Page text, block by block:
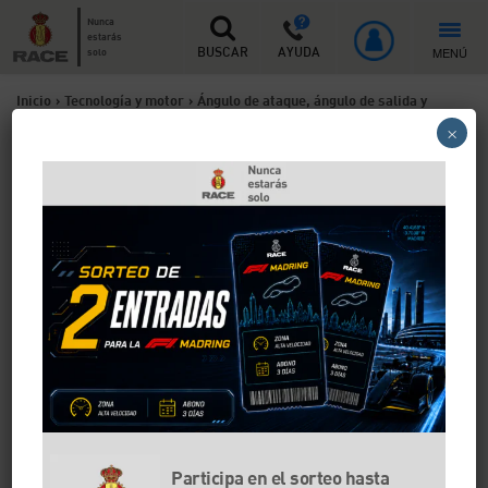
Nunca
estarás
solo
BUSCAR AYUDA MENÚ
Inicio > Tecnología y motor > Ángulo de ataque, ángulo de salida y
Ángulo de ataque, ángulo de
salida y ángulo ventral de un
coche: ¿qué son y para qué
sirven?
Si tienes un todoterreno y sales mucho al campo con
él, los términos ángulo de ataque, ángulo de salida y
ángulo ventral van a ser fundamentales para ti.
Participa en el sorteo hasta
×